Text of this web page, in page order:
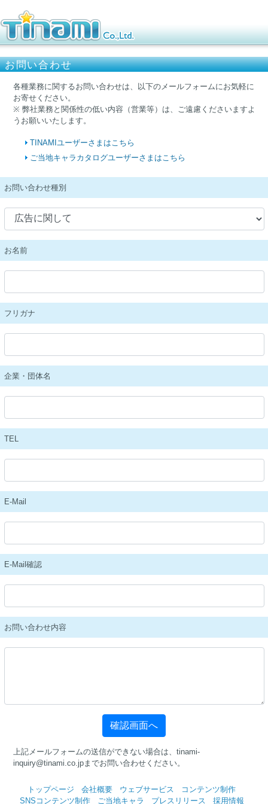
お問い合わせ
各種業務に関するお問い合わせは、以下のメールフォームにお気軽に
お寄せください。
※ 弊社業務と関係性の低い内容（営業等）は、ご遠慮くださいますよ
うお願いいたします。
TINAMIユーザーさまはこちら
ご当地キャラカタログユーザーさまはこちら
お問い合わせ種別
お名前
フリガナ
企業・団体名
TEL
E-Mail
E-Mail確認
お問い合わせ内容
上記メールフォームの送信ができない場合は、tinami-
inquiry@tinami.co.jpまでお問い合わせください。
トップページ 会社概要 ウェブサービス
コンテンツ制作
SNSコンテンツ制作
ご当地キャラ プレスリリース 採用情報